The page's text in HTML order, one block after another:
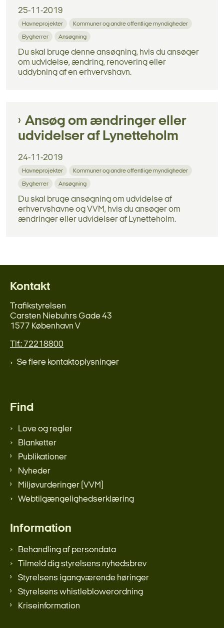
25-11-2019
Havneprojekter Kommuner og andre offentlige myndigheder
Bygherrer Ansøgning
Du skal bruge denne ansøgning, hvis du ansøger
om udvidelse, ændring, renovering eller
uddybning af en erhvervshavn.
Ansøg om ændringer eller
udvidelser af Lynetteholm
24-11-2019
Havneprojekter Kommuner og andre offentlige myndigheder
Bygherrer Ansøgning
Du skal bruge ansøgning om udvidelse af
erhvervshavne og VVM, hvis du ansøger om
ændringer eller udvidelser af Lynetteholm.
Kontakt
Trafikstyrelsen
Carsten Niebuhrs Gade 43
1577 København V
Tlf.: 72218800
Se flere kontaktoplysninger
Find
Love og regler
Blanketter
Publikationer
Nyheder
Miljøvurderinger (VVM)
Webtilgængelighedserklæring
Information
Behandling af persondata
Tilmeld dig styrelsens nyhedsbrev
Styrelsens igangværende høringer
Styrelsens whistleblowerordning
Kriseinformation